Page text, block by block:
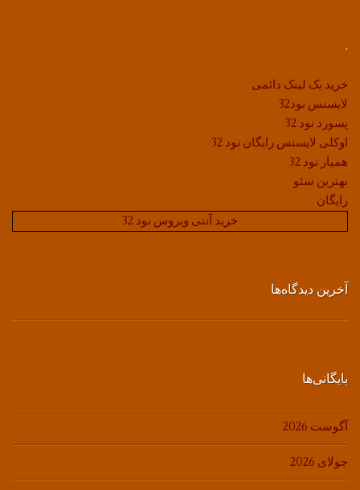
.
خرید بک لینک دائمی
لایسنس نود32
پسورد نود 32
اوکلی لایسنس رایگان نود 32
همیار نود 32
بهترین سئو
رایگان
خرید آنتی ویروس نود 32
آخرین دیدگاه‌ها
بایگانی‌ها
آگوست 2026
جولای 2026